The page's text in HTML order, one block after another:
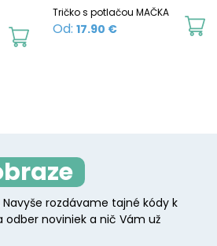
chosen
on
This
options
may
be
Tričko s potlačou MAČKA
Od: 17.90 €
rozdávame tajné kódy k
odber noviniek a nič Vám už